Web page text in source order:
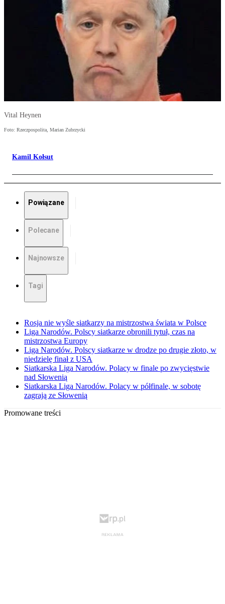
Vital Heynen
Foto: Rzeczpospolita, Marian Zubrzycki
Kamil Kołsut
Powiązane
Polecane
Najnowsze
Tagi
Rosja nie wyśle siatkarzy na mistrzostwa świata w Polsce
Liga Narodów. Polscy siatkarze obronili tytuł, czas na
mistrzostwa Europy
Liga Narodów. Polscy siatkarze w drodze po drugie złoto, w
niedzielę finał z USA
Siatkarska Liga Narodów. Polacy w finale po zwycięstwie
nad Słowenią
Siatkarska Liga Narodów. Polacy w półfinale, w sobotę
zagrają ze Słowenią
Promowane treści